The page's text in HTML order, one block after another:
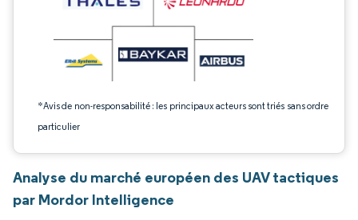
*Avis de non-responsabilité : les principaux acteurs sont triés sans ordre
particulier
Analyse du marché européen des UAV tactiques
par Mordor Intelligence